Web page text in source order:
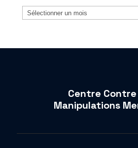
Archives
Centre
Manipulations